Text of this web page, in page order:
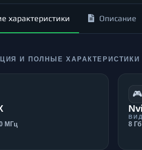
характеристики Описание
И ПОЛНЫЕ ХАРАКТЕРИСТИКИ
МГц
🎮
8